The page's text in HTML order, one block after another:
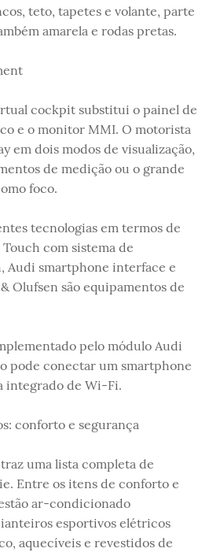
teto, tapetes e volante, parte
amarela e rodas pretas.
cockpit substitui o painel de
e o monitor MMI. O motorista
em dois modos de visualização,
de medição ou o grande
foco.
tecnologias em termos de
com sistema de
Audi smartphone interface e
Olufsen são equipamentos de
pelo módulo Audi
pode conectar um smartphone
integrado de Wi-Fi.
conforto e segurança
uma lista completa de
Entre os itens de conforto e
ar-condicionado
esportivos elétricos
aquecíveis e revestidos de